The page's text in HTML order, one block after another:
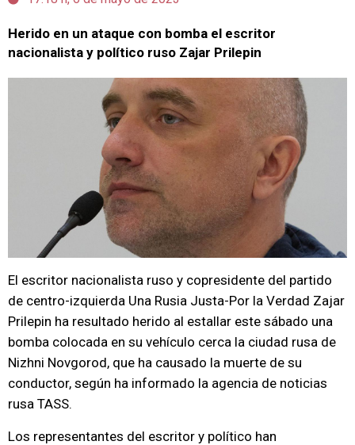
Herido en un ataque con bomba el escritor
nacionalista y político ruso Zajar Prilepin
El escritor nacionalista ruso y copresidente del partido
de centro-izquierda Una Rusia Justa-Por la Verdad Zajar
Prilepin ha resultado herido al estallar este sábado una
bomba colocada en su vehículo cerca la ciudad rusa de
Nizhni Novgorod, que ha causado la muerte de su
conductor, según ha informado la agencia de noticias
rusa TASS.
Los representantes del escritor y político han